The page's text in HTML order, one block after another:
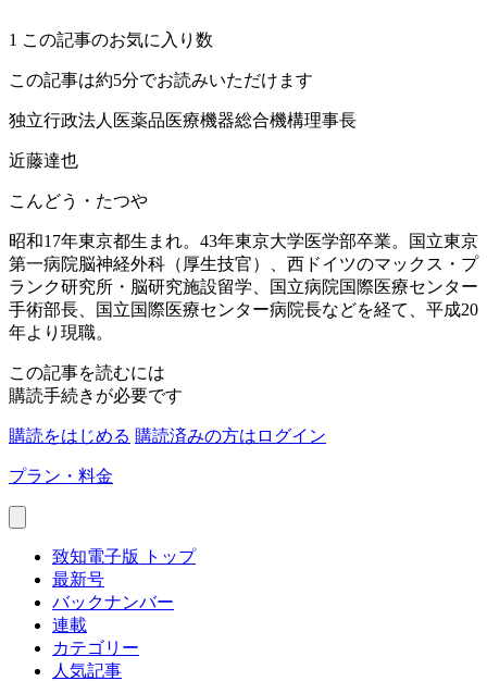
1 この記事のお気に入り数
この記事は約5分でお読みいただけます
独立行政法人医薬品医療機器総合機構理事長
近藤達也
こんどう・たつや
昭和17年東京都生まれ。43年東京大学医学部卒業。国立東京
第一病院脳神経外科（厚生技官）、西ドイツのマックス・プ
ランク研究所・脳研究施設留学、国立病院国際医療センター
手術部長、国立国際医療センター病院長などを経て、平成20
年より現職。
この記事を読むには
購読手続きが必要です
購読をはじめる 購読済みの方はログイン
プラン・料金
致知電子版 トップ
最新号
バックナンバー
連載
カテゴリー
人気記事